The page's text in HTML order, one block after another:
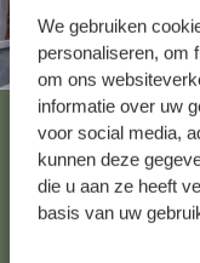
We gebruiken
personaliseren, om
om ons
informatie over uw
voor social media,
kunnen deze
die u aan ze heeft
basis van uw
Immer
Alle 62